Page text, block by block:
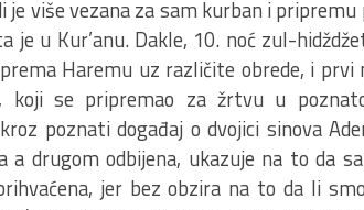
više vezana za sam kurban i
je u Kur’anu. Dakle, 10. noć zul-
Haremu uz različite obrede, i
koji se pripremao za žrtvu u
poznati događaj o dvojici sinova
a drugom odbijena, ukazuje na to da
jer bez obzira na to da li